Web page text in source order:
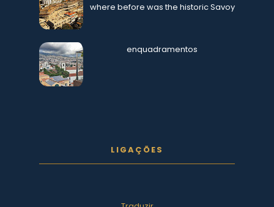
where before was the historic Savoy
enquadramentos
LIGAÇÕES